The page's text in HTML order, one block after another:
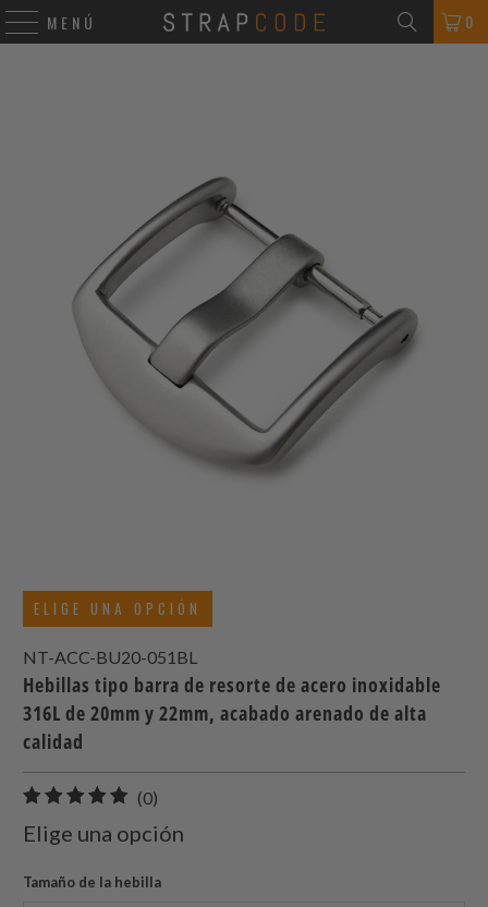
MENÚ 0
ELIGE UNA OPCIÓN
NT-ACC-BU20-051BL
Hebillas tipo barra de resorte de acero inoxidable
316L de 20mm y 22mm, acabado arenado de alta
calidad
(0)
total
reseñas
Elige una opción
Tamaño de la hebilla